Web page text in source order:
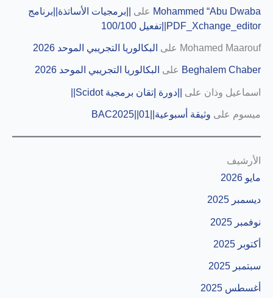
Mohammed “Abu Dwaba على ||برمجيات الأساتذة||برنامج
PDF_Xchange_editor||تفعيل 100/100
Mohamed Maarouf على البكالوريا التجريبي الموحد 2026
Beghalem Chaber على البكالوريا التجريبي الموحد 2026
اسماعيل وذان على ||دورة إتقان برمجية Scidot||
ميسوم على وثيقة أسبوعية||01||BAC2025
الأرشيف
مايو 2026
ديسمبر 2025
نوفمبر 2025
أكتوبر 2025
سبتمبر 2025
أغسطس 2025